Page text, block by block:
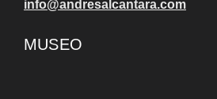
info@andresalcantara.com
MUSEO